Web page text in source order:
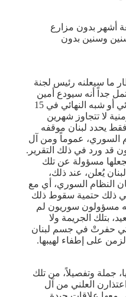
أشهر بدون مزارع
وسنين بدون
ما سيعلنه رئيس لجنة
جداً أنه سيودع أمين
عام الأمم المتحدة تقريره النهائي أو شبه النهائي في 15
زمنية لا تتجاوز شهرين
يحدد لبنان موقفه
السوري، عموماً ومن آل
قد ورد في ذلك التقرير.
مسؤولة عن تلك
لبنان يُعلن، عند ذلك،
النظام السوري، أي مع
ذلك حتمية سقوط ذلك
مسؤولون سوريون لم
بتلك الجريمة ولا
التي حفرتْ في جسم لبنان
على إطفاء لهيبها.
جملة وتفصيلاً، من تلك
العلني من آل